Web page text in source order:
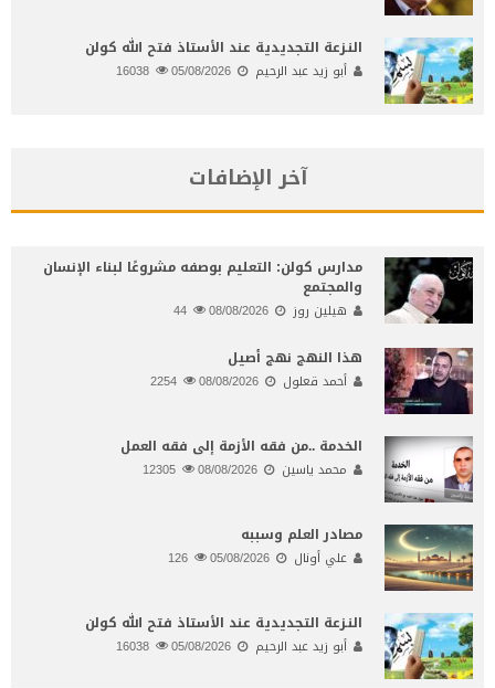
النـزعة التجديدية عند الأستاذ فتح الله كولن
أبو زيد عبد الرحيم 05/08/2026
آخر الإضافات
مدارس كولن: التعليم بوصفه مشروعًا لبناء الإنسان
والمجتمع
هيلين روز 08/08/2026
هذا النهج نهج أصيل
أحمد قعلول 08/08/2026
الخدمة ..من فقه الأزمة إلى فقه العمل
محمد ياسين 08/08/2026
مصادر العلم وسببه
علي أونال 05/08/2026
النـزعة التجديدية عند الأستاذ فتح الله كولن
أبو زيد عبد الرحيم 05/08/2026